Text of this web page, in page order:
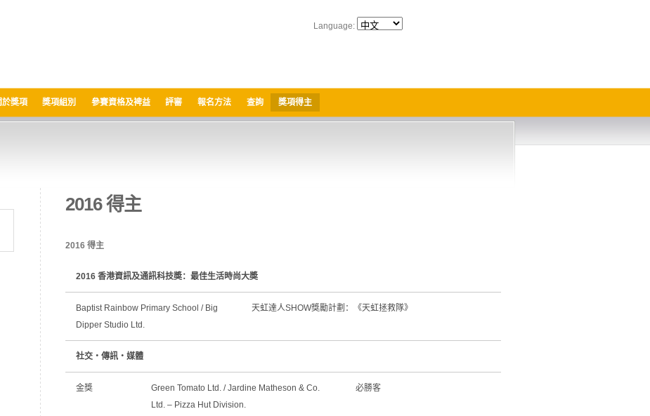
Language:
於獎項 獎項組別 參賽資格及裨益 評審 報名方法 查詢 獎項得主
2016 得主
2016 得主
2016 香港資訊及通訊科技奬：最佳生活時尚大奬
Baptist Rainbow Primary School / Big
Dipper Studio Ltd.
天虹達人SHOW獎勵計劃：《天虹拯救隊》
社交‧傳訊‧媒體
金獎
Green Tomato Ltd. / Jardine Matheson & Co.
Ltd. – Pizza Hut Division.
必勝客